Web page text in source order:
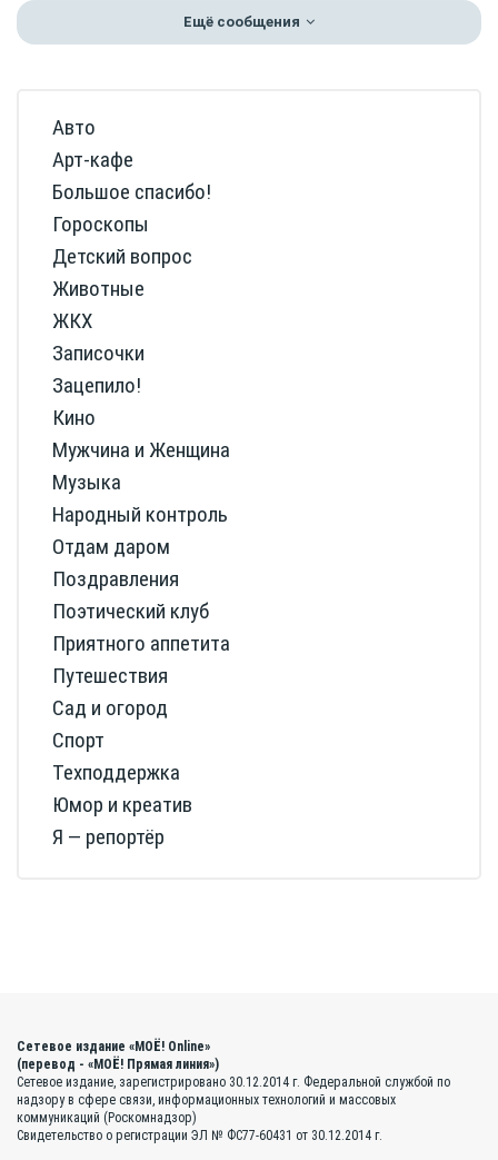
Ещё сообщения
Авто
Арт-кафе
Большое спасибо!
Гороскопы
Детский вопрос
Животные
ЖКХ
Записочки
Зацепило!
Кино
Мужчина и Женщина
Музыка
Народный контроль
Отдам даром
Поздравления
Поэтический клуб
Приятного аппетита
Путешествия
Сад и огород
Спорт
Техподдержка
Юмор и креатив
Я — репортёр
Сетевое издание «МОЁ! Online»
(перевод - «МОЁ! Прямая линия»)
Сетевое издание, зарегистрировано 30.12.2014 г. Федеральной службой по
надзору в сфере связи, информационных технологий и массовых
коммуникаций (Роскомнадзор)
Свидетельство о регистрации ЭЛ № ФС77-60431 от 30.12.2014 г.